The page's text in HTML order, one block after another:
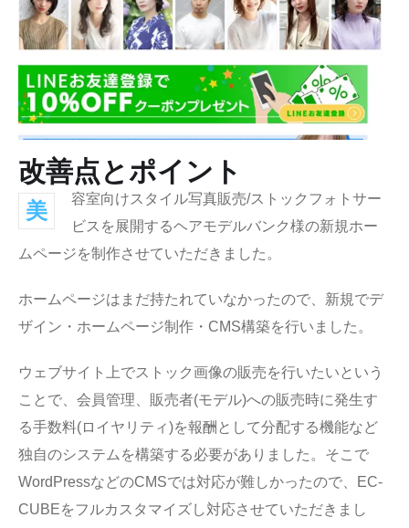
改善点とポイント
美
容室向けスタイル写真販売/ストックフォトサー
ビスを展開するヘアモデルバンク様の新規ホー
ムページを制作させていただきました。
ホームページはまだ持たれていなかったので、新規でデ
ザイン・ホームページ制作・CMS構築を行いました。
ウェブサイト上でストック画像の販売を行いたいという
ことで、会員管理、販売者(モデル)への販売時に発生す
る手数料(ロイヤリティ)を報酬として分配する機能など
独自のシステムを構築する必要がありました。そこで
WordPressなどのCMSでは対応が難しかったので、EC-
CUBEをフルカスタマイズし対応させていただきまし